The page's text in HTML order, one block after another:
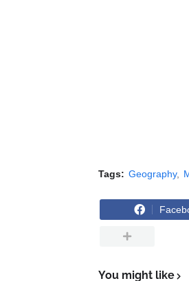
Tags: Geography
You might like